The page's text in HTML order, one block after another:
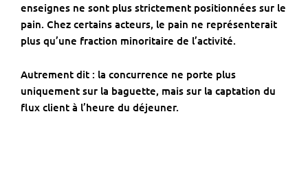
enseignes ne sont plus strictement positionnées sur le
pain. Chez certains acteurs, le pain ne représenterait
plus qu’une fraction minoritaire de l’activité.
Autrement dit : la concurrence ne porte plus
uniquement sur la baguette, mais sur la captation du
flux client à l’heure du déjeuner.